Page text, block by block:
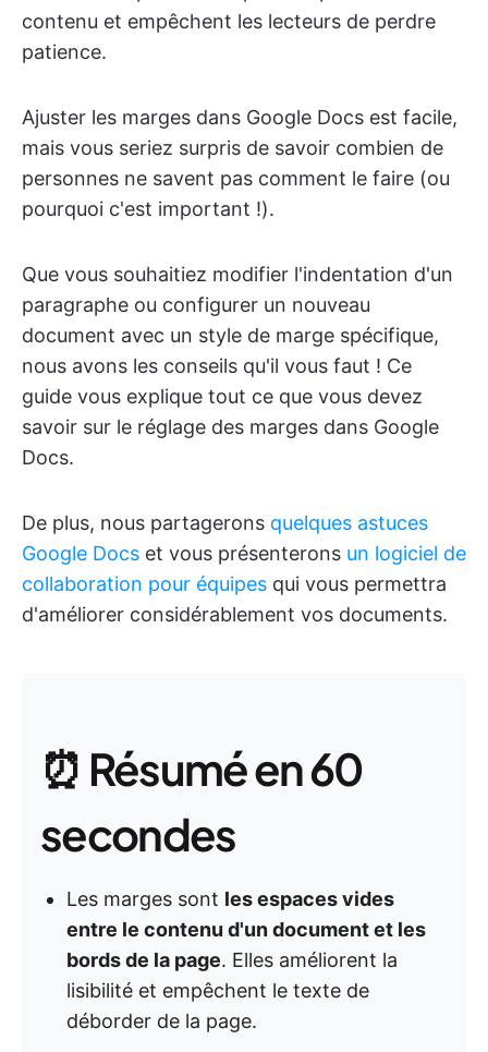
contenu et empêchent les lecteurs de perdre
patience.
Ajuster les marges dans Google Docs est facile,
mais vous seriez surpris de savoir combien de
personnes ne savent pas comment le faire (ou
pourquoi c'est important !).
Que vous souhaitiez modifier l'indentation d'un
paragraphe ou configurer un nouveau
document avec un style de marge spécifique,
nous avons les conseils qu'il vous faut ! Ce
guide vous explique tout ce que vous devez
savoir sur le réglage des marges dans Google
Docs.
De plus, nous partagerons quelques astuces
Google Docs et vous présenterons un logiciel de
collaboration pour équipes qui vous permettra
d'améliorer considérablement vos documents.
⏰ Résumé en 60
secondes
Les marges sont les espaces vides
entre le contenu d'un document et les
bords de la page. Elles améliorent la
lisibilité et empêchent le texte de
déborder de la page.